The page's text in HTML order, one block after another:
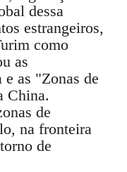
dessa
estrangeiros,
como
as
as "Zonas de
China.
de
na fronteira
de